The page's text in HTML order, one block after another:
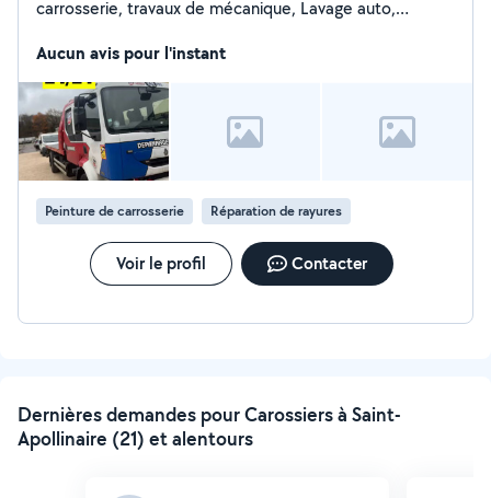
carrosserie, travaux de mécanique, Lavage auto,
Remorquage.. N'hésiter pas dispo du lundi au samedi
Aucun avis pour l'instant
Peinture de carrosserie Réparation de rayures
Voir le profil Contacter
Dernières demandes pour Carossiers à Saint-
Apollinaire (21) et alentours